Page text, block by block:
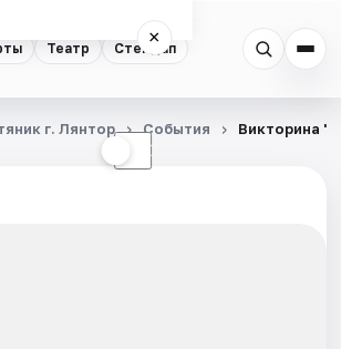
Театр Стендап
×
☾
г. Лянтор События Викторина